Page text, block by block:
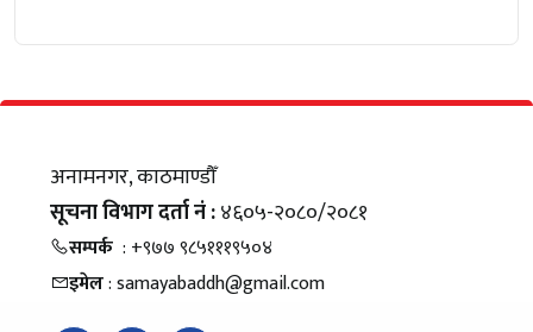
अनामनगर, काठमाण्डौँ
सूचना विभाग दर्ता नं :४६०५-२०८०/२०८१
सम्पर्क : +९७७ ९८५१११९५०४
इमेल: samayabaddh@gmail.com